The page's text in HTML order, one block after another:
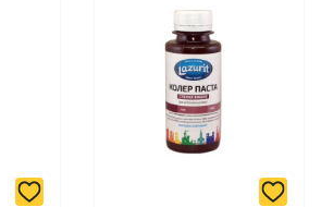
переводом на расчетный счет при
на сайте.
оплаты можно узнать здесь - "Оплата"